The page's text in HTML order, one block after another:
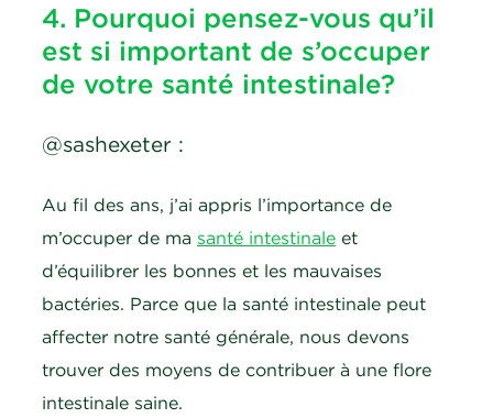
4. Pourquoi pensez-vous qu’il
est si important de s’occuper
de votre santé intestinale?
@sashexeter :
Au fil des ans, j’ai appris l’importance de
m’occuper de ma santé intestinale et
d’équilibrer les bonnes et les mauvaises
bactéries. Parce que la santé intestinale peut
affecter notre santé générale, nous devons
trouver des moyens de contribuer à une flore
intestinale saine.